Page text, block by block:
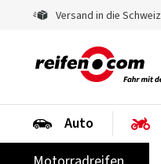
Versand in die Schweiz
Auto